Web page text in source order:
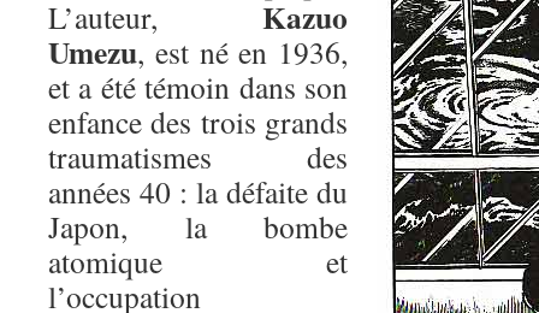
L’auteur, Kazuo
Umezu, est né en 1936,
et a été témoin dans son
enfance des trois grands
traumatismes des
années 40 : la défaite du
Japon, la bombe
atomique et
l’occupation